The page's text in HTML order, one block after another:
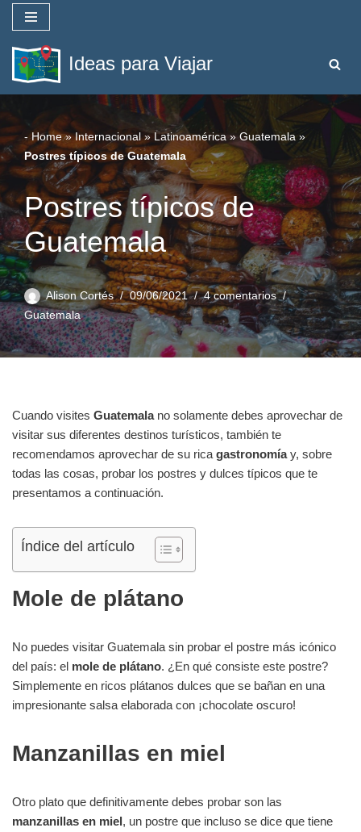
Saltar
al
contenido
Ideas para Viajar
-Home»Internacional»Latinoamérica»Guatemala »
Postres típicos de Guatemala
Postres típicos de
Guatemala
Alison Cortés 09/06/2021
4 comentarios
Guatemala
Cuando visites Guatemalano solamente debes aprovechar de
visitar sus diferentes destinos turísticos, también te
recomendamos aprovechar de su rica gastronomíay, sobre
todas las cosas, probar los postres y dulces típicos que te
presentamos a continuación.
Índice del artículo
Mole de plátano
No puedes visitar Guatemala sin probar el postre más icónico
del país: el mole de plátano. ¿En qué consiste este postre?
Simplemente en ricos plátanos dulces que se bañan en una
impresionante salsa elaborada con ¡chocolate oscuro!
Manzanillas en miel
Otro plato que definitivamente debes probar son las
manzanillas en miel, un postre que incluso se dice que tiene